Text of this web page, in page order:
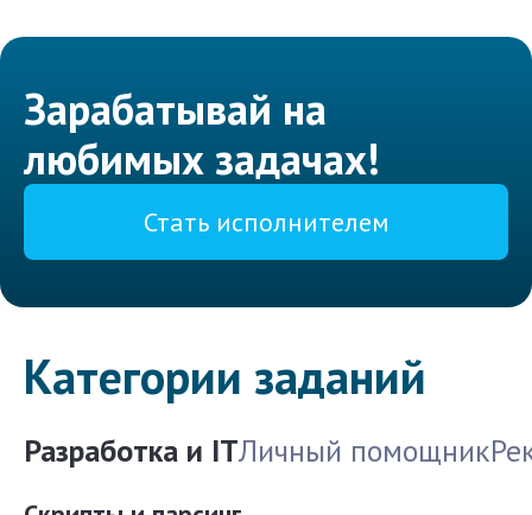
Зарабатывай на
любимых задачах!
Стать исполнителем
Категории заданий
Разработка и ITЛичный помощник